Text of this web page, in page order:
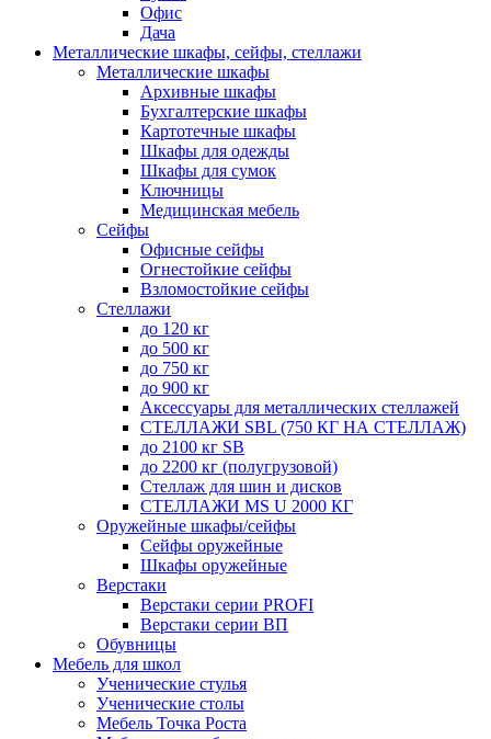
Офис
Дача
Металлические шкафы, сейфы, стеллажи
Металлические шкафы
Архивные шкафы
Бухгалтерские шкафы
Картотечные шкафы
Шкафы для одежды
Шкафы для сумок
Ключницы
Медицинская мебель
Сейфы
Офисные сейфы
Огнестойкие сейфы
Взломостойкие сейфы
Стеллажи
до 120 кг
до 500 кг
до 750 кг
до 900 кг
Аксессуары для металлических стеллажей
СТЕЛЛАЖИ SBL (750 КГ НА СТЕЛЛАЖ)
до 2100 кг SB
до 2200 кг (полугрузовой)
Стеллаж для шин и дисков
СТЕЛЛАЖИ MS U 2000 КГ
Оружейные шкафы/сейфы
Сейфы оружейные
Шкафы оружейные
Верстаки
Верстаки серии PROFI
Верстаки серии ВП
Обувницы
Мебель для школ
Ученические стулья
Ученические столы
Мебель Точка Роста